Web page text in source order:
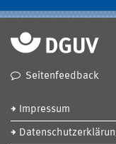
Seitenfeedback
Impressum